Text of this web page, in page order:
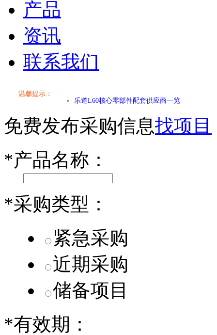
产品
资讯
联系我们
温馨提示：
小米SU7核心零部件配套供应商一览
第二代 AION V核心零部件配套供应商一览
小米SU7核心零部件配套供应商一览
第二代 AION V核心零部件配套供应商一览
免费发布采购信息找项目
*产品名称：
*采购类型：
紧急采购
近期采购
储备项目
*有效期：